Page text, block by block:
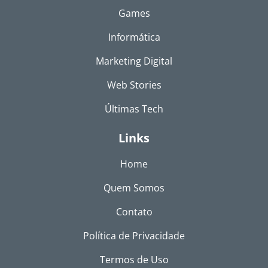
Games
Informática
Marketing Digital
Web Stories
Últimas Tech
Links
Home
Quem Somos
Contato
Política de Privacidade
Termos de Uso